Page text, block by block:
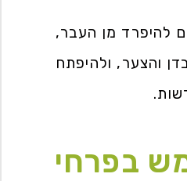
להיפרד מן העבר,
והצער, ולהיפתח
בפרחי